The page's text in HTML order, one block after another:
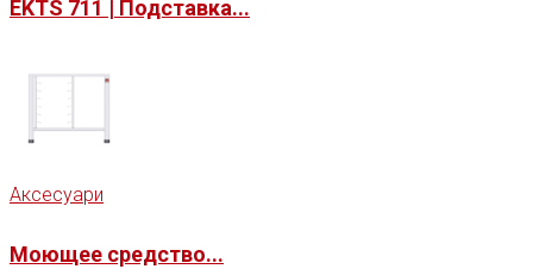
EKTS 711 | Подставка...
Аксесуари
Моющее средство...